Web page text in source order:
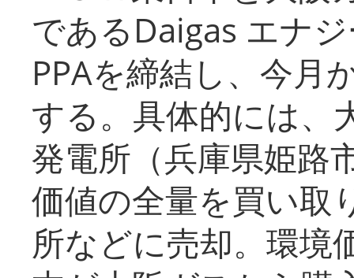
であるDaigas エナ
PPAを締結し、今月
する。具体的には、
発電所（兵庫県姫路
価値の全量を買い取
所などに売却。環境